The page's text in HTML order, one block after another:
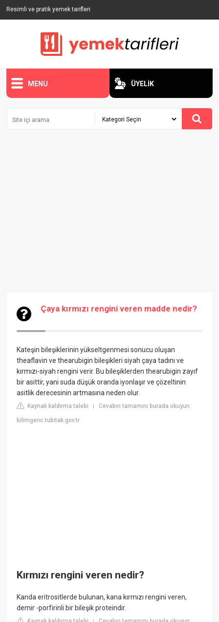
Resimli ve pratik yemek tarifleri
MENU ÜYELİK
Çaya kırmızı rengini veren madde nedir?
Kateşin bileşiklerinin yükseltgenmesi sonucu oluşan
theaflavin ve thearubigin bileşikleri siyah çaya tadını ve
kırmızı-siyah rengini verir. Bu bileşiklerden thearubigin zayıf
bir asittir, yani suda düşük oranda iyonlaşır ve çözeltinin
asitlik derecesinin artmasına neden olur.
Kaynak kaldırma talebi |Cevabın tamamını burada okuyun:
bilimgenc.tubitak.gov.tr
Kırmızı rengini veren nedir?
Kanda eritrositlerde bulunan, kana kırmızı rengini veren,
demir -porfirinli bir bileşik proteindir.